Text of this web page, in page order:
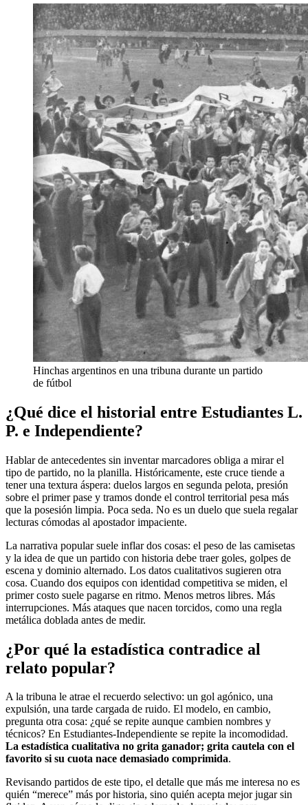
Hinchas argentinos en una tribuna durante un partido
de fútbol
¿Qué dice el historial entre Estudiantes L.
P. e Independiente?
Hablar de antecedentes sin inventar marcadores obliga a mirar el
tipo de partido, no la planilla. Históricamente, este cruce tiende a
tener una textura áspera: duelos largos en segunda pelota, presión
sobre el primer pase y tramos donde el control territorial pesa más
que la posesión limpia. Poca seda. No es un duelo que suela regalar
lecturas cómodas al apostador impaciente.
La narrativa popular suele inflar dos cosas: el peso de las camisetas
y la idea de que un partido con historia debe traer goles, golpes de
escena y dominio alternado. Los datos cualitativos sugieren otra
cosa. Cuando dos equipos con identidad competitiva se miden, el
primer costo suele pagarse en ritmo. Menos metros libres. Más
interrupciones. Más ataques que nacen torcidos, como una regla
metálica doblada antes de medir.
¿Por qué la estadística contradice al
relato popular?
A la tribuna le atrae el recuerdo selectivo: un gol agónico, una
expulsión, una tarde cargada de ruido. El modelo, en cambio,
pregunta otra cosa: ¿qué se repite aunque cambien nombres y
técnicos? En Estudiantes-Independiente se repite la incomodidad.
La estadística cualitativa no grita ganador; grita cautela con el
favorito si su cuota nace demasiado comprimida.
Revisando partidos de este tipo, el detalle que más me interesa no es
quién “merece” más por historia, sino quién acepta mejor jugar sin